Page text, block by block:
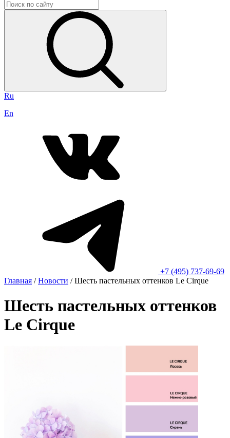
Ru
En
+7 (495) 737-69-69
Главная / Новости / Шесть пастельных оттенков Le Cirque
Шесть пастельных оттенков
Le Cirque